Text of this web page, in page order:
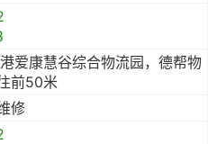
爱康慧谷综合物流园，德帮物
前50米
修